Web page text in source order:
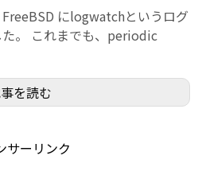
にlogwatchというログ
。 これまでも、periodic
を読む
サーリンク